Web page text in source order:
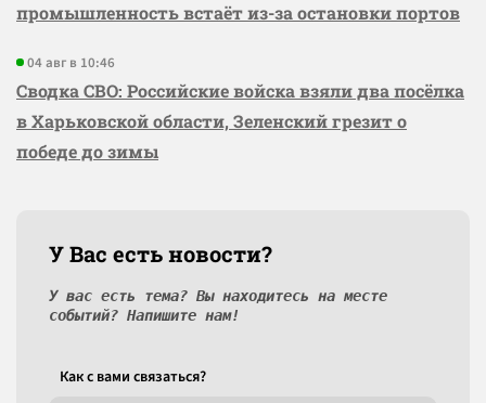
промышленность встаёт из-за остановки портов
04 авг в 10:46
Сводка СВО: Российские войска взяли два посёлка
в Харьковской области, Зеленский грезит о
победе до зимы
У Вас есть новости?
У вас есть тема? Вы находитесь на месте
событий? Напишите нам!
Как c вами связаться?